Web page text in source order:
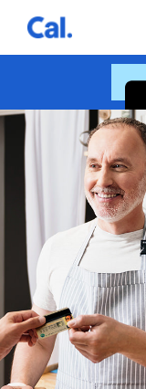
כאל לעסקים